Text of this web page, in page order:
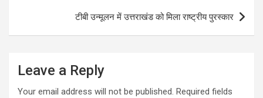
टीबी उन्मूलन में उत्तराखंड को मिला राष्ट्रीय पुरस्कार
Leave a Reply
Your email address will not be published. Required fields